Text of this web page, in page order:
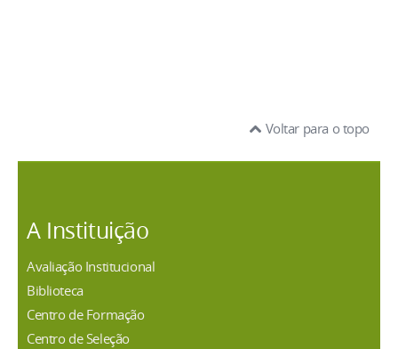
Voltar para o topo
A Instituição
Avaliação Institucional
Biblioteca
Centro de Formação
Centro de Seleção